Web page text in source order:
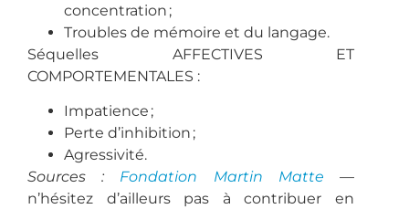
concentration ;
Troubles de mémoire et du langage.
Séquelles AFFECTIVES ET
COMPORTEMENTALES :
Impatience ;
Perte d’inhibition ;
Agressivité.
Sources : Fondation Martin Matte —
n’hésitez d’ailleurs pas à contribuer en